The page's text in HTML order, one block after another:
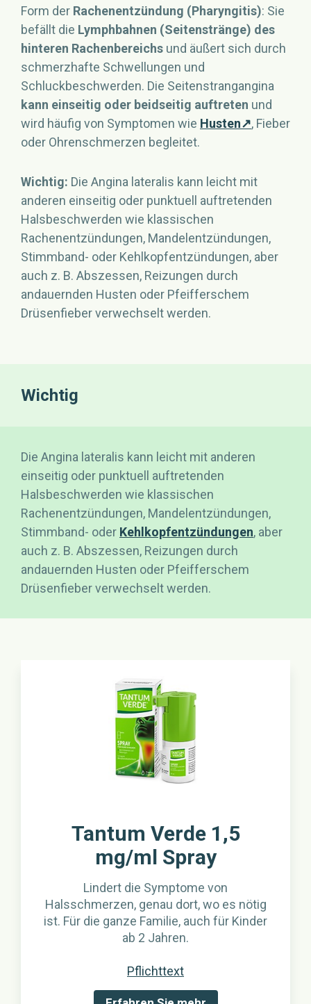
Form der Rachenentzündung (Pharyngitis): Sie
befällt die Lymphbahnen (Seitenstränge) des
hinteren Rachenbereichs und äußert sich durch
schmerzhafte Schwellungen und
Schluckbeschwerden. Die Seitenstrangangina
kann einseitig oder beidseitig auftreten und
wird häufig von Symptomen wie Husten↗, Fieber
oder Ohrenschmerzen begleitet.
Wichtig: Die Angina lateralis kann leicht mit
anderen einseitig oder punktuell auftretenden
Halsbeschwerden wie klassischen
Rachenentzündungen, Mandelentzündungen,
Stimmband- oder Kehlkopfentzündungen, aber
auch z. B. Abszessen, Reizungen durch
andauernden Husten oder Pfeifferschem
Drüsenfieber verwechselt werden.
Wichtig
Die Angina lateralis kann leicht mit anderen
einseitig oder punktuell auftretenden
Halsbeschwerden wie klassischen
Rachenentzündungen, Mandelentzündungen,
Stimmband- oder Kehlkopfentzündungen, aber
auch z. B. Abszessen, Reizungen durch
andauernden Husten oder Pfeifferschem
Drüsenfieber verwechselt werden.
Tantum Verde 1,5
mg/ml Spray
Lindert die Symptome von
Halsschmerzen, genau dort, wo es nötig
ist. Für die ganze Familie, auch für Kinder
ab 2 Jahren.
Pflichttext